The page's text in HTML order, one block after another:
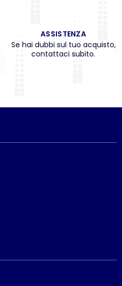
ASSISTENZA
Se hai dubbi sul tuo acquisto,
contattaci subito.